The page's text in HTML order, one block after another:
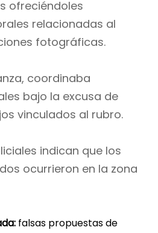
ofreciéndoles
relacionadas al
fotográficas.
coordinaba
bajo la excusa de
vinculados al rubro.
indican que los
ocurrieron en la zona
falsas propuestas de